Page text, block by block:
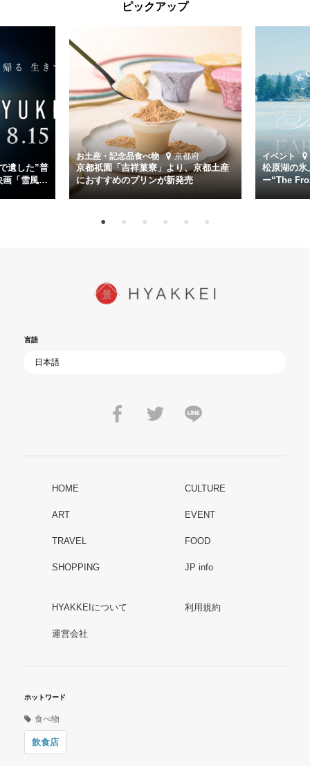
くの仲間の命を救い帰還させ、戦後まで生き抜き「幸運艦」と呼ばれ
主演は「雪風」の艦長・寺澤一利を演じる竹野内豊。先任伍長・早瀬
幸平を玉木宏が演じるほか、奥平大兼、田中麗奈、石丸幹二、益岡徹
など実力派俳優が共演。そして戦艦大和と運命を共にした帝国海軍・
第二艦隊司令長官、伊藤整一を中井貴一が圧倒的な存在感で演じ切
る。
時代が再び、分断と暴力に揺れる現代。本作は「同じ過ちを繰り返す
道を歩んではいないか」と、彼らが命をかけて守りたいと願っ
た”今”を生きる私達に問いかける。戦後80年、戦争の記憶が薄れゆく
今だからこそ、尊い平和の価値を未来に繋ぐ作品『雪風 YUKIKAZE』
を多くの方にご覧いただきたい。
ピックアップ
遺した”普
画「雪風
お土産・記念品食べ物 京都府
京都祇園「吉祥菓寮」より、京都土産
におすすめのプリンが新発売
イベント
松原湖の氷
ー“The
言語
HOME CULTURE
ART EVENT
TRAVEL FOOD
SHOPPING JP info
HYAKKEIについて 利用規約
運営会社
ホットワード
食べ物
飲食店